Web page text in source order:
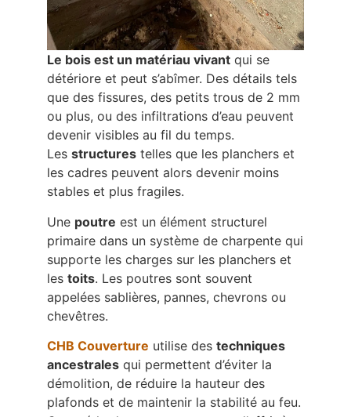
Le bois est un matériau vivant qui se
détériore et peut s’abîmer. Des détails tels
que des fissures, des petits trous de 2 mm
ou plus, ou des infiltrations d’eau peuvent
devenir visibles au fil du temps.
Les structures telles que les planchers et
les cadres peuvent alors devenir moins
stables et plus fragiles.
Une poutre est un élément structurel
primaire dans un système de charpente qui
supporte les charges sur les planchers et
les toits. Les poutres sont souvent
appelées sablières, pannes, chevrons ou
chevêtres.
CHB Couverture utilise des techniques
ancestrales qui permettent d’éviter la
démolition, de réduire la hauteur des
plafonds et de maintenir la stabilité au feu.